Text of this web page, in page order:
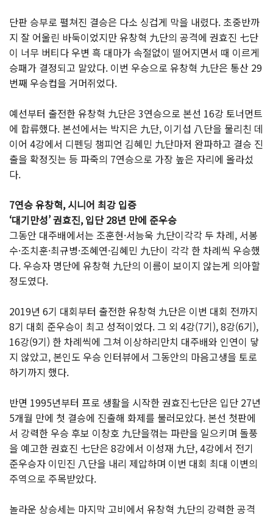
단판 승부로 펼쳐진 결승은 다소 싱겁게 막을 내렸다. 초중반까
지 잘 어울린 바둑이었지만 유창혁 九단의 공격에 권효진 七단
이 너무 버티다 우변 흑 대마가 속절없이 떨어지면서 때 이르게
승패가 결정되고 말았다. 이번 우승으로 유창혁 九단은 통산 29
번째 우승컵을 거머쥐었다.
예선부터 출전한 유창혁 九단은 3연승으로 본선 16강 토너먼트
에 합류했다. 본선에서는 박지은 九단, 이기섭 八단을 물리친 데
이어 4강에서 디펜딩 챔피언 김혜민 九단마저 완파하고 결승 진
출을 확정짓는 등 파죽의 7연승으로 가장 높은 자리에 올라섰
다.
7연승 유창혁, 시니어 최강 입증
‘대기만성’ 권효진, 입단 28년 만에 준우승
그동안 대주배에서는 조훈현·서능욱 九단이각각 두 차례, 서봉
수·조치훈·최규병·조혜연·김혜민 九단이 각각 한 차례씩 우승했
다. 우승자 명단에 유창혁 九단의 이름이 보이지 않는게 의아할
정도였다.
2019년 6기 대회부터 출전한 유창혁 九단은 이번 대회 전까지
8기 대회 준우승이 최고 성적이었다. 그 외 4강(7기), 8강(6기),
16강(9기) 한 차례씩에 그쳐 이상하리만치 대주배와 인연이 닿
지 않았고, 본인도 우승 인터뷰에서 그동안의 마음고생을 토로
하기까지 했다.
반면 1995년부터 프로 생활을 시작한 권효진七단은 입단 27년
5개월 만에 첫 결승에 진출해 화제를 불러모았다. 본선 첫판에
서 강력한 우승 후보 이창호 九단을꺾는 파란을 일으키며 돌풍
을 예고한 권효진 七단은 8강에서 이성재 九단, 4강에서 전기
준우승자 이민진 八단을 내리 제압하며 이번 대회 최대 이변의
주역으로 주목받았다.
놀라운 상승세는 마지막 고비에서 유창혁 九단의 강력한 공격